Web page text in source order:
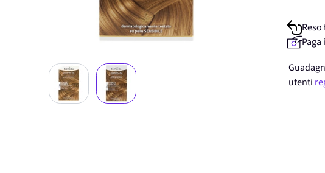
View larger imageView larger image
utenti